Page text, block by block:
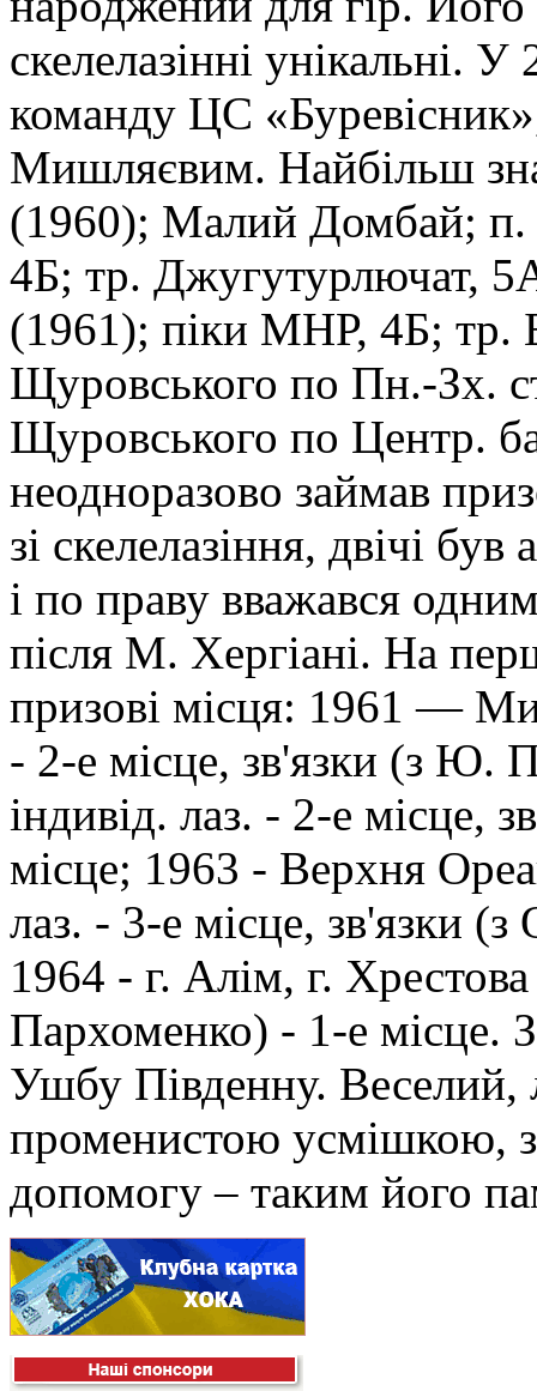
скелелазінні унікальні.
команду ЦС
Мишляєвим. Найбільш
(1960); Малий Домбай; п.
4Б; тр. Джугутурлючат,
(1961); піки МНР, 4Б; тр.
Щуровського по Пн.-Зх.
Щуровського по Центр.
неодноразово займав
зі скелелазіння, двічі
і по праву вважався
після М. Хергіані. На
призові місця: 1961 —
- 2-е місце, зв'язки (з Ю.
індивід. лаз. - 2-е місце,
місце; 1963 - Верхня
лаз. - 3-е місце, зв'язки
1964 - г. Алім, г.
Пархоменко) - 1-е місце.
Ушбу Південну. Веселий,
променистою усмішкою,
допомогу – таким його